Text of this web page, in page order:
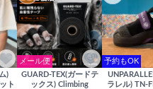
)
ト
メール便
GUARD-TEX(ガードテ
ックス) Climbing
予約もOK
ラレル) TN-